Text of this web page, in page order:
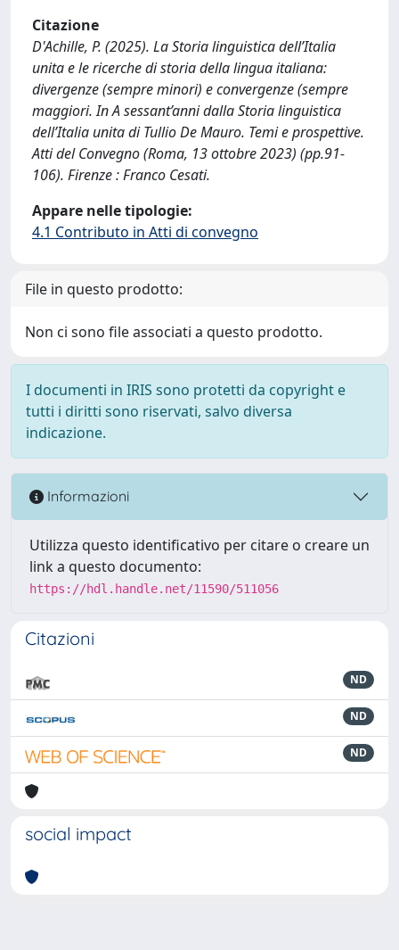
Citazione
D'Achille, P. (2025). La Storia linguistica dell’Italia
unita e le ricerche di storia della lingua italiana:
divergenze (sempre minori) e convergenze (sempre
maggiori. In A sessant’anni dalla Storia linguistica
dell’Italia unita di Tullio De Mauro. Temi e prospettive.
Atti del Convegno (Roma, 13 ottobre 2023) (pp.91-
106). Firenze : Franco Cesati.
Appare nelle tipologie:
4.1 Contributo in Atti di convegno
File in questo prodotto:
Non ci sono file associati a questo prodotto.
I documenti in IRIS sono protetti da copyright e
tutti i diritti sono riservati, salvo diversa
indicazione.
Informazioni
Utilizza questo identificativo per citare o creare un
link a questo documento:
https://hdl.handle.net/11590/511056
Citazioni
ND
ND
ND
social impact